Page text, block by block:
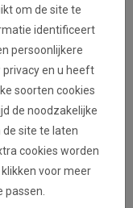
gebruikt
Deze
het adres
visibility
om de site te
identificeert
persoonlijkere
privacy en u heeft
soorten cookies
de noodzakelijke
site te laten
cookies worden
voor meer